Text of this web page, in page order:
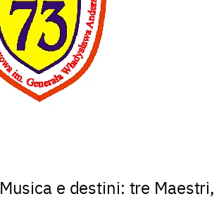
Musica e destini: tre